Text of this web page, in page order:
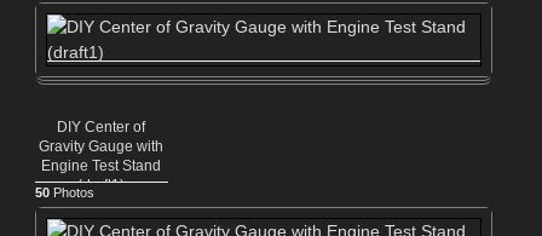
DIY Center of
Gravity Gauge with
Engine Test Stand
(draft1)
50Photos